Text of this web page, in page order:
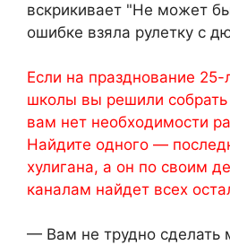
вскрикивает "Не может
ошибке взяла рулетку с
Если на празднование 25-
школы вы решили собрать
вам нет необходимости
Найдите одного —
хулигана, а он по своим
каналам найдет всех
— Вам не трудно сделать